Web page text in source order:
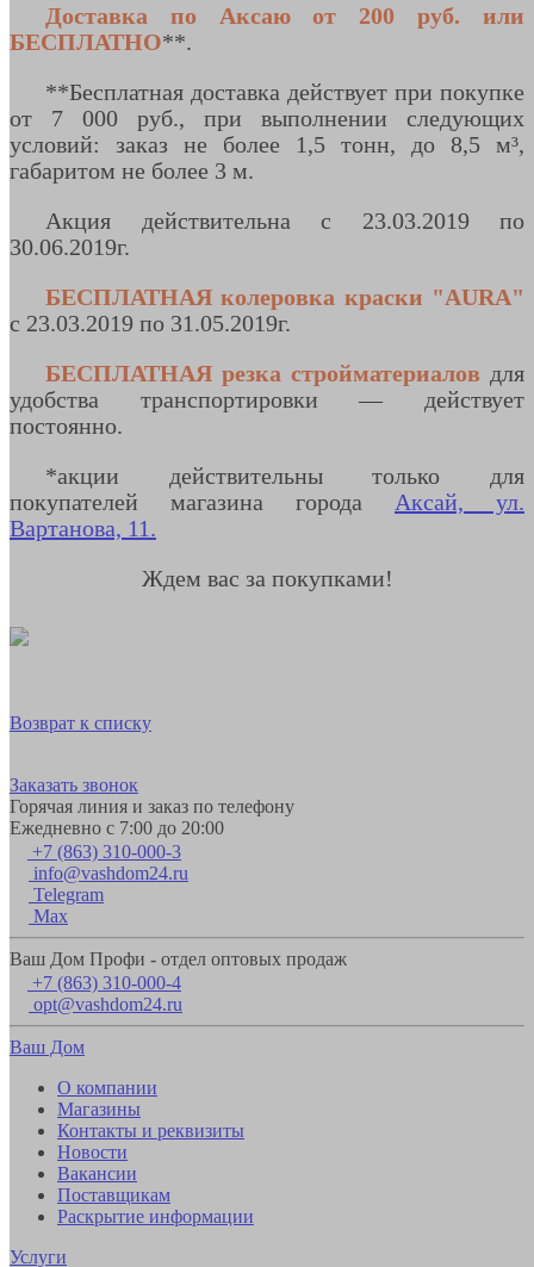
Доставка по Аксаю от 200 руб. или
БЕСПЛАТНО**.
**Бесплатная доставка действует при покупке
от 7 000 руб., при выполнении следующих
условий: заказ не более 1,5 тонн, до 8,5 м³,
габаритом не более 3 м.
Акция действительна с 23.03.2019 по
30.06.2019г.
БЕСПЛАТНАЯ колеровка краски "AURA"
с 23.03.2019 по 31.05.2019г.
БЕСПЛАТНАЯ резка стройматериалов для
удобства транспортировки — действует
постоянно.
*акции действительны только для
покупателей магазина города Аксай, ул.
Вартанова, 11.
Ждем вас за покупками!
Возврат к списку
Заказать звонок
Горячая линия и заказ по телефону
Ежедневно с 7:00 до 20:00
+7 (863) 310-000-3
info@vashdom24.ru
Telegram
Max
Ваш Дом Профи - отдел оптовых продаж
+7 (863) 310-000-4
opt@vashdom24.ru
Ваш Дом
О компании
Магазины
Контакты и реквизиты
Новости
Вакансии
Поставщикам
Раскрытие информации
Услуги